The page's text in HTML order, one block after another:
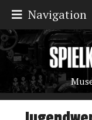
Navigation